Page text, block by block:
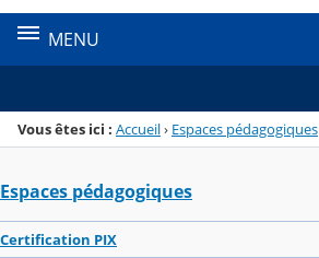
MENU
Vous êtes ici : Accueil› Espaces pédagogiques
Espaces pédagogiques
Certification PIX